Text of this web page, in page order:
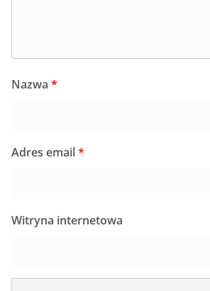
Nazwa *
Adres email*
Witryna internetowa